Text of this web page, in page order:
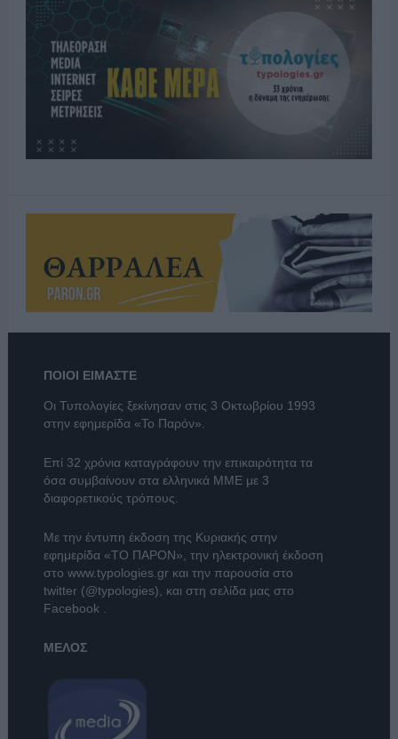
ΠΟΙΟΙ ΕΙΜΑΣΤΕ
Οι Τυπολογίες ξεκίνησαν στις 3 Οκτωβρίου 1993
στην εφημερίδα «Το Παρόν».
Επί 32 χρόνια καταγράφουν την επικαιρότητα τα
όσα συμβαίνουν στα ελληνικά ΜΜΕ με 3
διαφορετικούς τρόπους.
Με την έντυπη έκδοση της Κυριακής στην
εφημερίδα «ΤΟ ΠΑΡΟΝ», την ηλεκτρονική έκδοση
στο www.typologies.grκαι την παρουσία στο
twitter (@typologies), και στη σελίδα μας στο
Facebook .
ΜΕΛΟΣ